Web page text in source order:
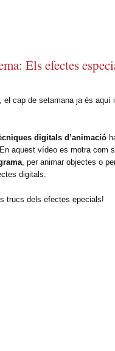
Els efectes
el cap de setamana ja és aquí i
digitals d’animació
aquest vídeo es motra com
, per animar objectes o
digitals.
trucs dels efectes epecials!